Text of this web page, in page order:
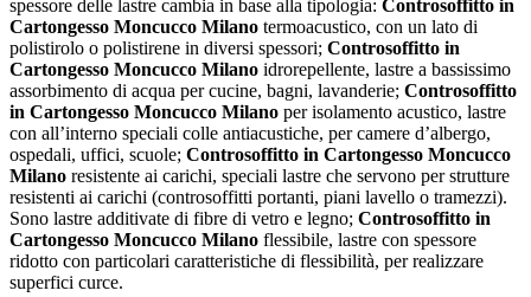
spessore delle lastre cambia in base alla tipologia: Controsoffitto in
Cartongesso Moncucco Milano termoacustico, con un lato di
polistirolo o polistirene in diversi spessori; Controsoffitto in
Cartongesso Moncucco Milano idrorepellente, lastre a bassissimo
assorbimento di acqua per cucine, bagni, lavanderie; Controsoffitto
in Cartongesso Moncucco Milano per isolamento acustico, lastre
con all’interno speciali colle antiacustiche, per camere d’albergo,
ospedali, uffici, scuole; Controsoffitto in Cartongesso Moncucco
Milano resistente ai carichi, speciali lastre che servono per strutture
resistenti ai carichi (controsoffitti portanti, piani lavello o tramezzi).
Sono lastre additivate di fibre di vetro e legno; Controsoffitto in
Cartongesso Moncucco Milano flessibile, lastre con spessore
ridotto con particolari caratteristiche di flessibilità, per realizzare
superfici curce.